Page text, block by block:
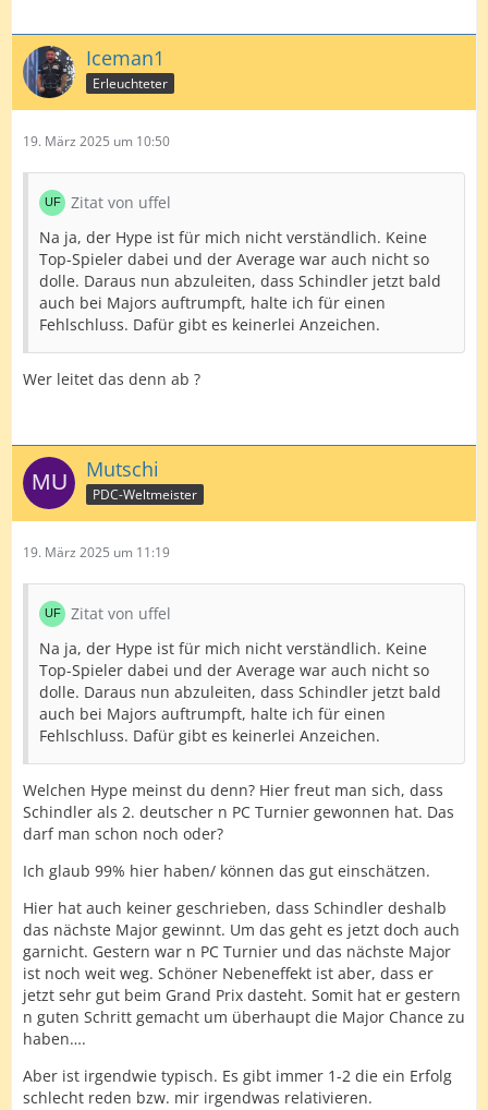
Iceman1
Erleuchteter
19. März 2025 um 10:50
Zitat von uffel
Na ja, der Hype ist für mich nicht verständlich. Keine
Top-Spieler dabei und der Average war auch nicht so
dolle. Daraus nun abzuleiten, dass Schindler jetzt bald
auch bei Majors auftrumpft, halte ich für einen
Fehlschluss. Dafür gibt es keinerlei Anzeichen.
Wer leitet das denn ab ?
Mutschi
PDC-Weltmeister
19. März 2025 um 11:19
Zitat von uffel
Na ja, der Hype ist für mich nicht verständlich. Keine
Top-Spieler dabei und der Average war auch nicht so
dolle. Daraus nun abzuleiten, dass Schindler jetzt bald
auch bei Majors auftrumpft, halte ich für einen
Fehlschluss. Dafür gibt es keinerlei Anzeichen.
Welchen Hype meinst du denn? Hier freut man sich, dass
Schindler als 2. deutscher n PC Turnier gewonnen hat. Das
darf man schon noch oder?
Ich glaub 99% hier haben/ können das gut einschätzen.
Hier hat auch keiner geschrieben, dass Schindler deshalb
das nächste Major gewinnt. Um das geht es jetzt doch auch
garnicht. Gestern war n PC Turnier und das nächste Major
ist noch weit weg. Schöner Nebeneffekt ist aber, dass er
jetzt sehr gut beim Grand Prix dasteht. Somit hat er gestern
n guten Schritt gemacht um überhaupt die Major Chance zu
haben….
Aber ist irgendwie typisch. Es gibt immer 1-2 die ein Erfolg
schlecht reden bzw. mir irgendwas relativieren.